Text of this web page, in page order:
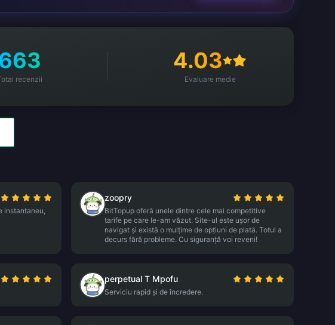
recenzii
4.03
Evaluare medie
instantaneu,
zoopry
BitTopup oferă unele dintre cele mai competitive
tarife pe care le-am văzut. Site-ul este ușor de
navigat și există o mulțime de opțiuni de plată. Totul a
decurs fără probleme. Cu siguranță voi reveni!
perpetual T Mpofu
Serviciu rapid și de încredere.